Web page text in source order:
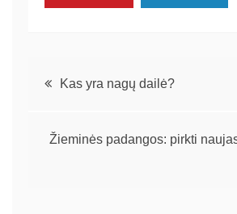
Navigacija
Kas yra nagų dailė?
Žieminės padangos: pirkti